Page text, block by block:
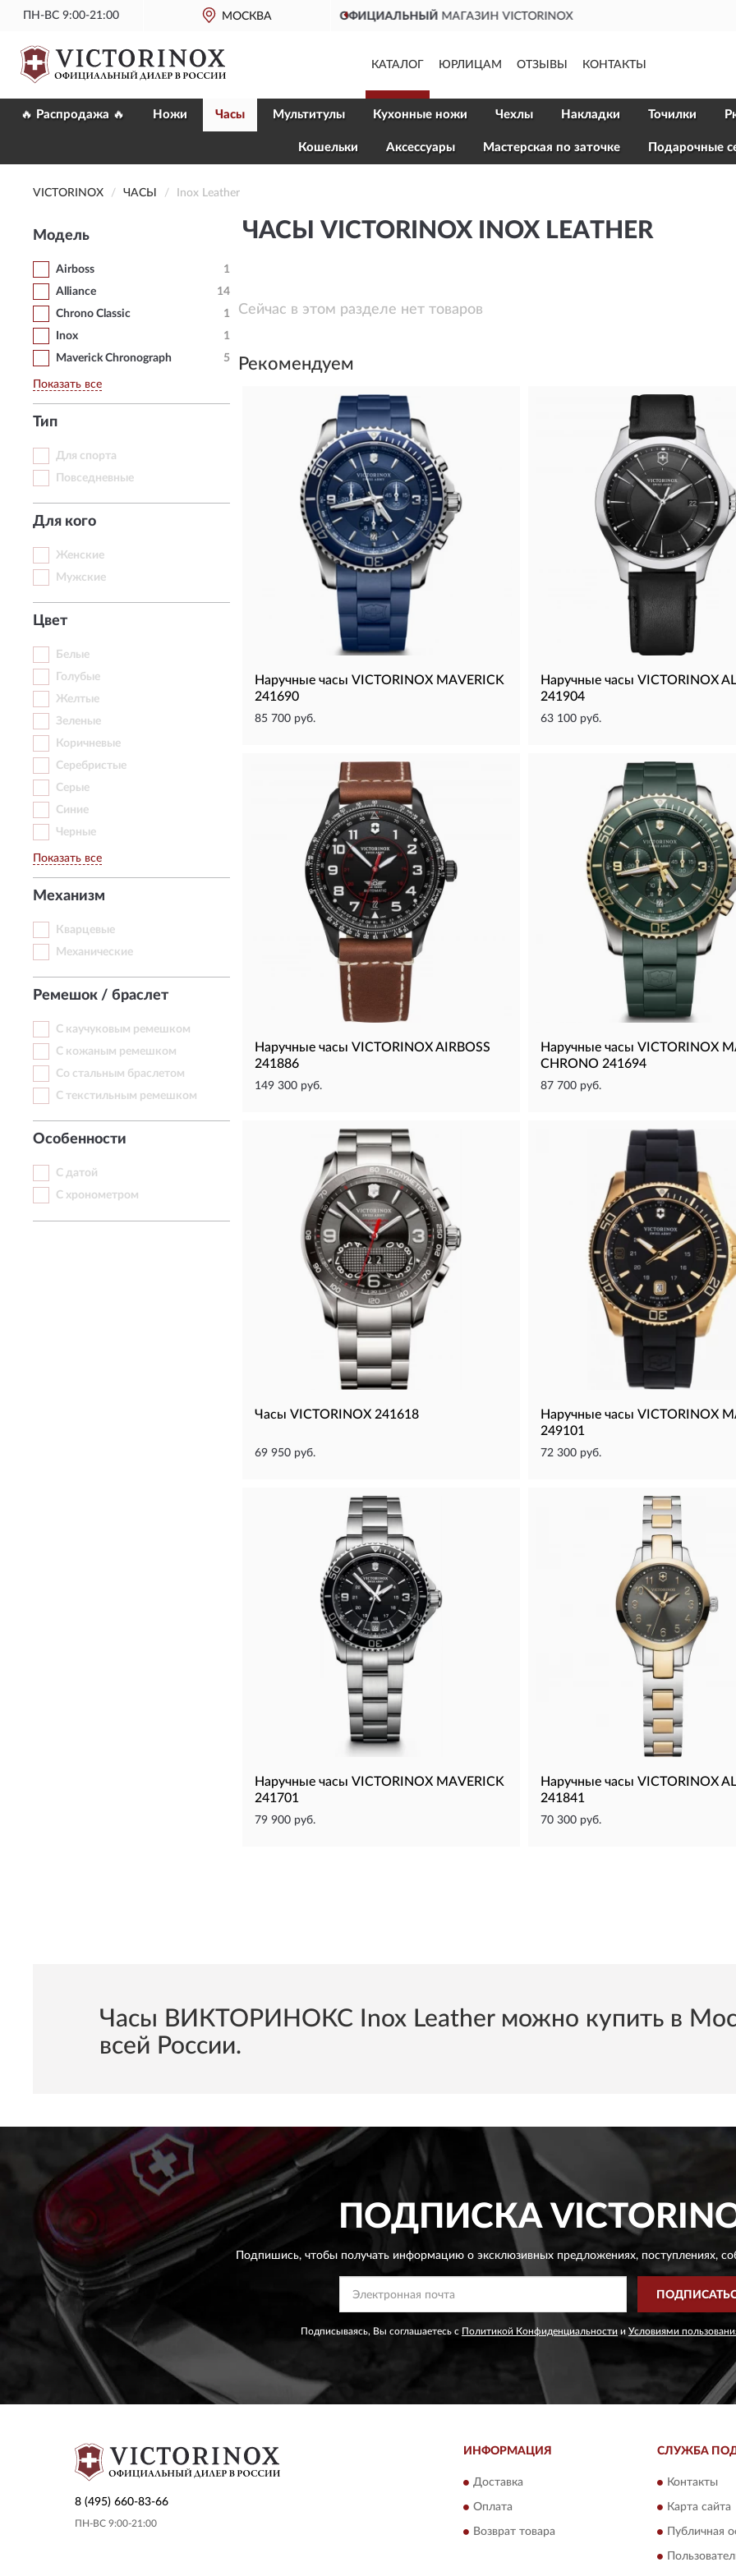
ПН-ВС 9:00-21:00 МОСКВА
ОФИЦИАЛЬНЫЙ МАГАЗИН VICTORINOX ДОСТАВИМ
КАТАЛОГ ЮРЛИЦАМ ОТЗЫВЫ КОНТАКТЫ
🔥 Распродажа 🔥 Ножи Часы Мультитулы Кухонные ножи Чехлы Накладки Точилки
Кошельки Aксессуары Мастерская по заточке Подарочные
VICTORINOX ЧАСЫ Inox Leather
Модель
Airboss
1
Alliance
14
Chrono Classic
1
Inox
1
Maverick Chronograph
5
Показать все
Тип
Для спорта
Повседневные
Для кого
Женские
Мужские
Цвет
Белые
Голубые
Желтые
Зеленые
Коричневые
Серебристые
Серые
Синие
Черные
Показать все
Механизм
Кварцевые
Механические
Ремешок / браслет
С каучуковым ремешком
С кожаным ремешком
Со стальным браслетом
С текстильным ремешком
Особенности
С датой
С хронометром
ЧАСЫ VICTORINOX INOX LEATHER
Сейчас в этом разделе нет товаров
Рекомендуем
Наручные часы VICTORINOX MAVERICK
241690
85 700 руб.
Наручные часы VICTORINOX
241904
63 100 руб.
Наручные часы VICTORINOX AIRBOSS
241886
149 300 руб.
Наручные часы VICTORINOX
CHRONO 241694
87 700 руб.
Часы VICTORINOX 241618
69 950 руб.
Наручные часы VICTORINOX
249101
72 300 руб.
Наручные часы VICTORINOX MAVERICK
241701
79 900 руб.
Наручные часы VICTORINOX
241841
70 300 руб.
Часы ВИКТОРИНОКС Inox Leather можно купить в
всей России.
ПОДПИСКА
Подпишись, чтобы получать информацию о эксклюзивных предложениях,поступлениях,
Подписываясь, Вы соглашаетесь с Политикой Конфиденциальности и Условиями
8 (495) 660-83-66
ПН-ВС 9:00-21:00
ИНФОРМАЦИЯ
Доставка
Оплата
Возврат товара
СЛУЖБА
Контакты
Карта сайта
Публичная